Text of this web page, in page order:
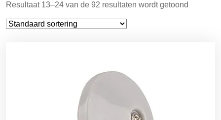
Resultaat 13–24 van de 92 resultaten wordt getoond